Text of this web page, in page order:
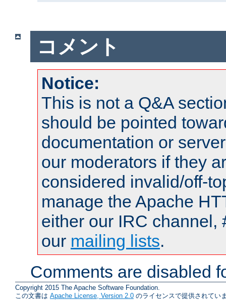
コメント
Notice:
This is not a Q&A
should be pointed
documentation or
our moderators if they
considered invalid/off-
manage the Apache
either our IRC channel,
our mailing lists.
Comments are disabled
Copyright 2015 The Apache Software Foundation.
この文書は Apache License, Version 2.0 のライセンスで提供されてい